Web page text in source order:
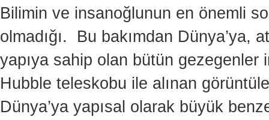
Bilimin ve insanoğlunun en önemli
olmadığı. Bu bakımdan
yapıya sahip olan bütün
Hubble teleskobu ile alınan
Dünya’ya yapısal olarak büyük